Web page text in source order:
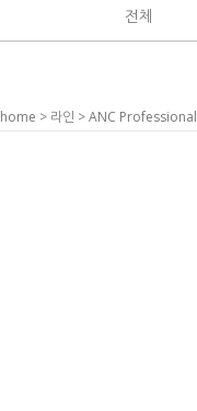
전체
home > 라인 >ANC Professional